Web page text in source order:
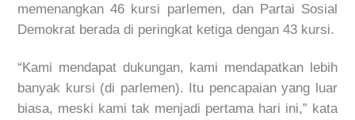
memenangkan 46 kursi parlemen, dan Partai Sosial
Demokrat berada di peringkat ketiga dengan 43 kursi.
“Kami mendapat dukungan, kami mendapatkan lebih
banyak kursi (di parlemen). Itu pencapaian yang luar
biasa, meski kami tak menjadi pertama hari ini,” kata